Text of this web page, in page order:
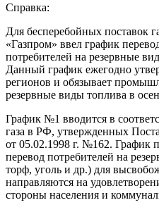
Справка:
Для бесперебойных поставок
«Газпром» ввел график
потребителей на резервные
Данный график ежегодно
регионов и обязывает
резервные виды топлива в
График №1 вводится в
газа в РФ, утвержденных
от 05.02.1998 г. №162. График
перевод потребителей на
торф, уголь и др.) для
направляются на
стороны населения и